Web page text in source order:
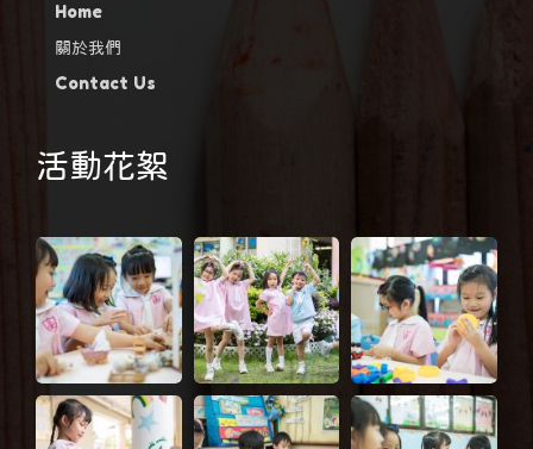
Home
關於我們
Contact Us
活動花絮